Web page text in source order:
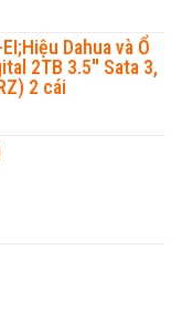
Dahua và Ổ
2TB 3.5'' Sata 3,
2 cái